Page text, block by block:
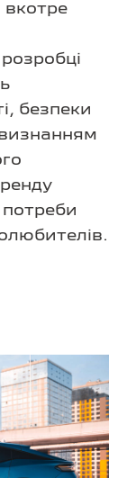
вкотре
безпеки
потреби